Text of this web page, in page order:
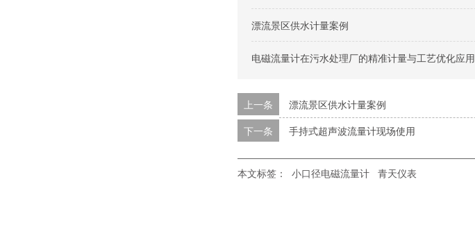
漂流景区供水计量案例
电磁流量计在污水处理厂的精准计量与工艺优化应用
上一条
漂流景区供水计量案例
下一条 手持式超声波流量计现场使用
本文标签： 小口径电磁流量计 青天仪表